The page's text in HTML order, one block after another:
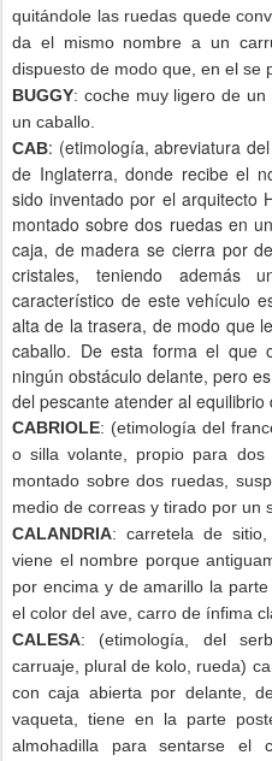
quitándole las ruedas quede
da el mismo nombre a un
dispuesto de modo que, en el se
BUGGY: coche muy ligero de
un caballo.
CAB: (etimología, abreviatura
de Inglaterra, donde recibe el
sido inventado por el arquitecto
montado sobre dos ruedas en
caja, de madera se cierra por
cristales, teniendo además
característico de este vehículo
alta de la trasera, de modo que
caballo. De esta forma el que
ningún obstáculo delante, pero
del pescante atender al equilibrio
CABRIOLE: (etimología del
o silla volante, propio para dos
montado sobre dos ruedas,
medio de correas y tirado por un
CALANDRIA: carretela de
viene el nombre porque
por encima y de amarillo la
el color del ave, carro de ínfima
CALESA: (etimología, del
carruaje, plural de kolo, rueda)
con caja abierta por delante,
vaqueta, tiene en la parte
almohadilla para sentarse el